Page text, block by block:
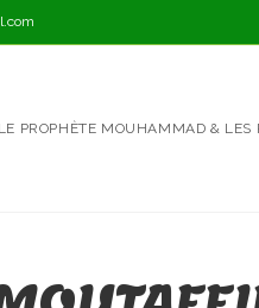
LE PROPHÈTE MOUHAMMAD & LES